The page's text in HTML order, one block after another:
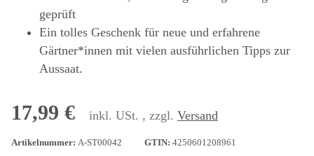
geprüft
Ein tolles Geschenk für neue und erfahrene
Gärtner*innen mit vielen ausführlichen Tipps zur
Aussaat.
17,99 € inkl. USt. , zzgl. Versand
Artikelnummer: A-ST00042 GTIN: 4250601208961